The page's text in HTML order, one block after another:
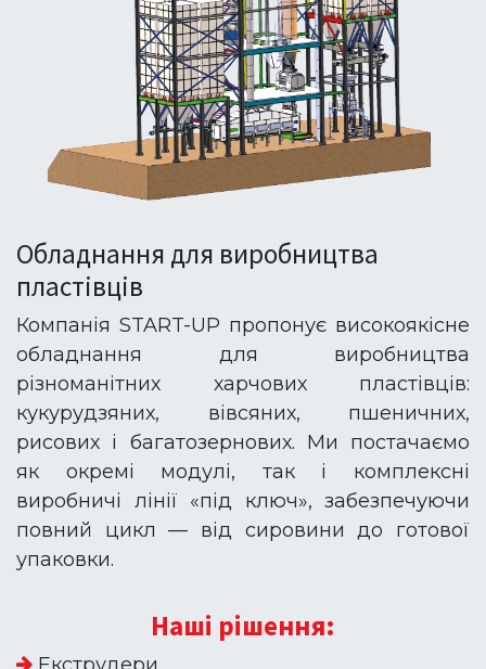
Обладнання для виробництва
пластівців
Компанія START-UP пропонує високоякісне
обладнання для виробництва
різноманітних харчових пластівців:
кукурудзяних, вівсяних, пшеничних,
рисових і багатозернових. Ми постачаємо
як окремі модулі, так і комплексні
виробничі лінії «під ключ», забезпечуючи
повний цикл — від сировини до готової
упаковки.
Наші рішення: